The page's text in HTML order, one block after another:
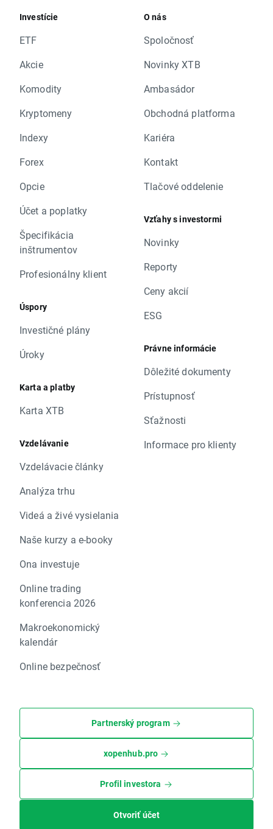
Investície
ETF
Akcie
Komodity
Kryptomeny
Indexy
Forex
Opcie
Účet a poplatky
Špecifikácia
inštrumentov
Profesionálny klient
Úspory
Investičné plány
Úroky
Karta a platby
Karta XTB
Vzdelávanie
Vzdelávacie články
Analýza trhu
Videá a živé vysielania
Naše kurzy a e-booky
Ona investuje
Online trading
konferencia 2026
Makroekonomický
kalendár
Online bezpečnosť
O nás
Spoločnosť
Novinky XTB
Ambasádor
Obchodná platforma
Kariéra
Kontakt
Tlačové oddelenie
Vzťahy s investormi
Novinky
Reporty
Ceny akcií
ESG
Právne informácie
Dôležité dokumenty
Prístupnosť
Sťažnosti
Informace pro klienty
Partnerský program
xopenhub.pro
Profil investora
Otvoriť účet